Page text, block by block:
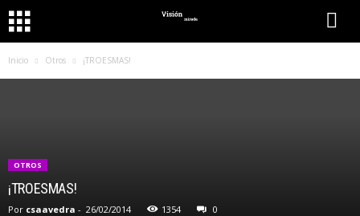
Inicio Otros ¡TROESMAS!
OTROS
¡TROESMAS!
Por csaavedra - 26/02/2014 1354 0